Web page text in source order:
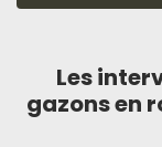
Les
gazons en